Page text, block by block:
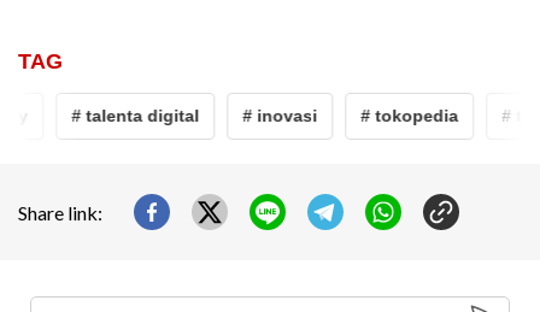
TAG
# talenta digital # inovasi # tokopedia #
Share link: